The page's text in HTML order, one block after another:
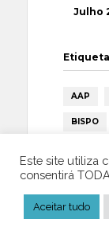
Julho
AAP
BISPO
DEUS
Este site utiliza
consentirá
Aceitar tudo